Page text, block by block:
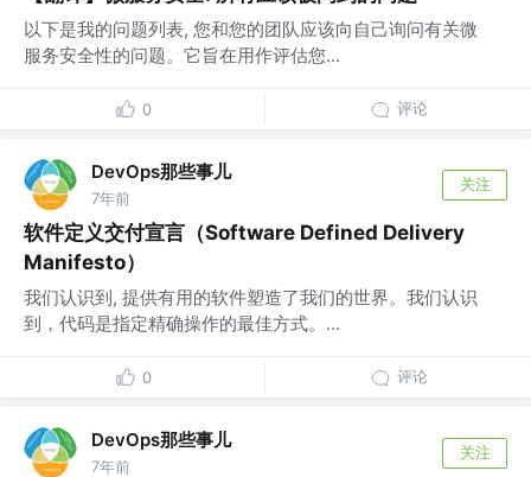
以下是我的问题列表, 您和您的团队应该向自己询问有关微
服务安全性的问题。它旨在用作评估您...
0 评论
DevOps那些事儿
7年前
关注
软件定义交付宣言（Software Defined Delivery
Manifesto）
我们认识到, 提供有用的软件塑造了我们的世界。我们认识
到，代码是指定精确操作的最佳方式。...
0 评论
DevOps那些事儿
7年前
关注